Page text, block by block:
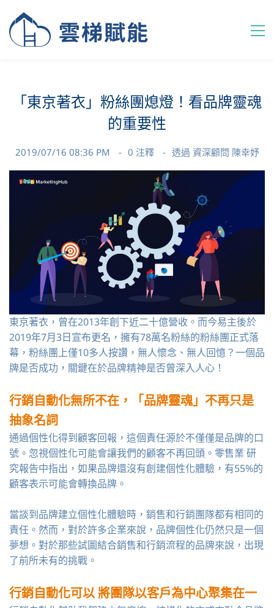
「東京著衣」粉絲團熄燈！看品牌靈魂
的重要性
2019/07/16 08:36 PM 0 注釋 透過 資深顧問 陳幸妤
東京著衣，曾在2013年創下近二十億營收。而今易主後於
2019年7月3日宣布更名，擁有78萬名粉絲的粉絲團正式落
幕， 粉絲團上僅10多人按讚， 無人懷念、無人回憶？一個品
牌是否成功，關鍵在於品牌精神是否曾深入人心！
行銷自動化無所不在，
「品牌靈魂」不再只是
抽象名詞
通過個性化得到顧客回報，這個責任源於不僅僅是品牌的口
號。忽視個性化可能會讓我們的顧客不再回頭。零售業 研
究報告中指出，如果品牌還沒有創建個性化體驗，有55%的
顧客表示可能會轉換品牌。
當談到品牌建立個性化體驗時，銷售和行銷團隊都有相同的
責任。然而，對於許多企業來說，品牌個性化仍然只是一個
夢想。對於那些試圖結合銷售和行銷流程的品牌來說，出現
了前所未有的挑戰。
行銷自動化可以將團隊以客戶為中心聚集在一